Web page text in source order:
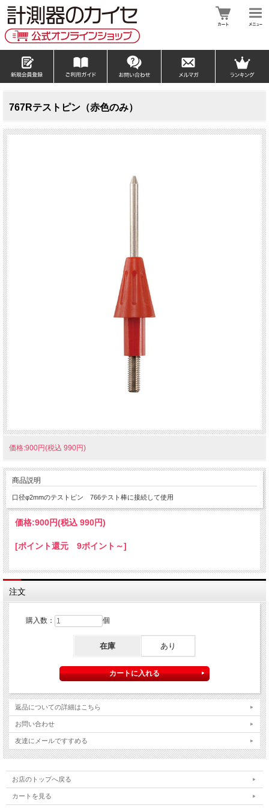
767Rテストピン（赤色のみ）
価格:900円(税込 990円)
商品説明
口径φ2mmのテストピン 766テスト棒に接続して使用
価格:900円(税込 990円)
[ポイント還元 9ポイント～]
注文
購入数： 個
在庫 あり
返品についての詳細はこちら
お問い合わせ
友達にメールですすめる
お店のトップへ戻る
カートを見る